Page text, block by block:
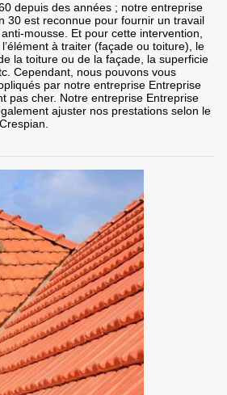
depuis des années ; notre entreprise
30 est reconnue pour fournir un travail
mousse. Et pour cette intervention,
à traiter (façade ou toiture), le
la toiture ou de la façade, la superficie
Cependant, nous pouvons vous
par notre entreprise Entreprise
pas cher. Notre entreprise Entreprise
ajuster nos prestations selon le